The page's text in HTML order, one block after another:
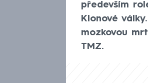
především
Klonové
mozkovou
TMZ.